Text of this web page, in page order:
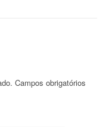
Campos obrigatórios